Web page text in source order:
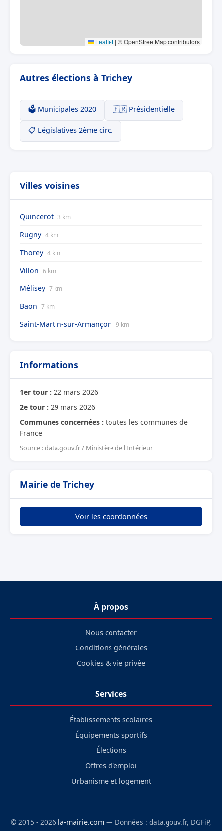
Leaflet | © OpenStreetMap contributors
Autres élections à Trichey
🗳️ Municipales 2020 🇫🇷 Présidentielle
📋 Législatives 2ème circ.
Villes voisines
Quincerot 3 km
Rugny 4 km
Thorey 4 km
Villon 6 km
Mélisey 7 km
Baon 7 km
Saint-Martin-sur-Armançon 9 km
Informations
1er tour : 22 mars 2026
2e tour : 29 mars 2026
Communes concernées : toutes les communes de
France
Source : data.gouv.fr / Ministère de l'Intérieur
Mairie de Trichey
Voir les coordonnées
À propos
Nous contacter
Conditions générales
Cookies & vie privée
Services
Établissements scolaires
Équipements sportifs
Élections
Offres d'emploi
Urbanisme et logement
© 2015 - 2026 la-mairie.com — Données : data.gouv.fr, DGFiP,